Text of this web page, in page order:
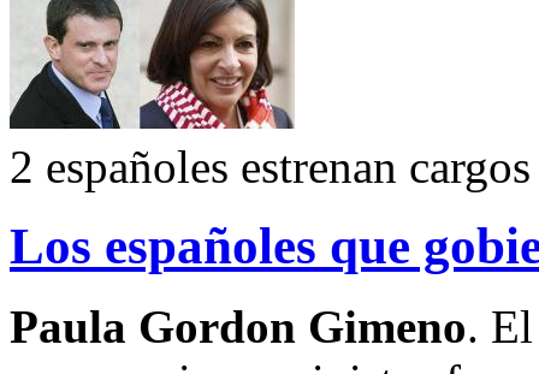
2 españoles estrenan
Los españoles que
Paula Gordon Gimeno.